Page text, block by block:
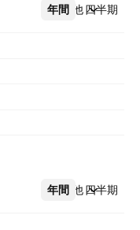
年間 四半期
その他
年間 四半期
その他